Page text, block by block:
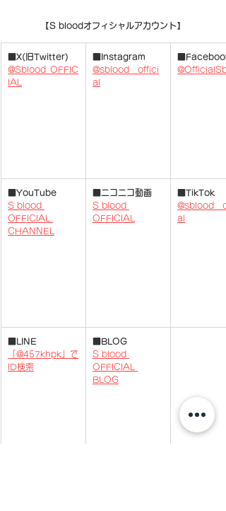
【S bloodオフィシャルアカウント】
■X(旧Twitter)
@Sblood_OFFIC
IAL
■Instagram
@sblood__offici
al
■Facebook
■YouTube
S blood
OFFICIAL
CHANNEL
■ニコニコ動画
S blood
OFFICIAL
■TikTok
al
LINE
「@457khpk」で
ID検索
■BLOG
S blood
OFFICIAL
BLOG